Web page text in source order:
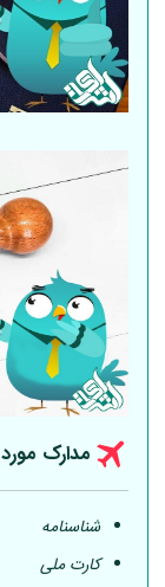
مدارک
شناسنامه
کارت ملی